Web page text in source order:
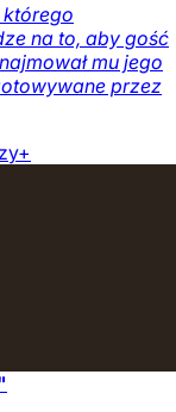
na to, aby gość
mu jego
przez